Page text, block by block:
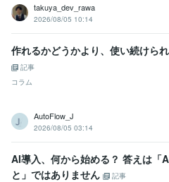
takuya_dev_rawa
2026/08/05 10:14
作れるかどうかより、使い続けら
記事
コラム
AutoFlow_J
2026/08/05 03:14
AI導入、何から始める？ 答えは「
と」ではありません
記事